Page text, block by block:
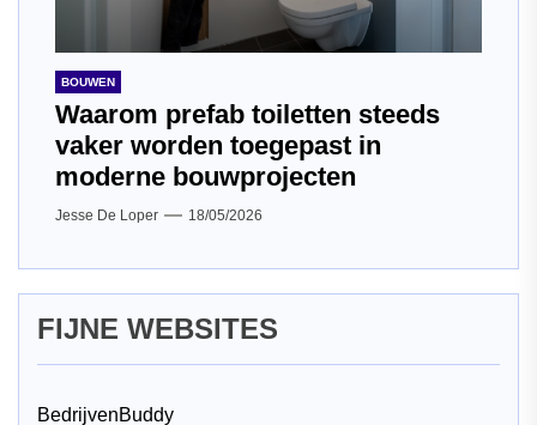
BOUWEN
Waarom prefab toiletten steeds
vaker worden toegepast in
moderne bouwprojecten
Jesse De Loper 18/05/2026
FIJNE WEBSITES
BedrijvenBuddy